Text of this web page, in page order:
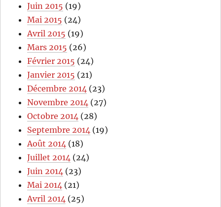
Juin 2015 (19)
Mai 2015 (24)
Avril 2015 (19)
Mars 2015 (26)
Février 2015 (24)
Janvier 2015 (21)
Décembre 2014 (23)
Novembre 2014 (27)
Octobre 2014 (28)
Septembre 2014 (19)
Août 2014 (18)
Juillet 2014 (24)
Juin 2014 (23)
Mai 2014 (21)
Avril 2014 (25)